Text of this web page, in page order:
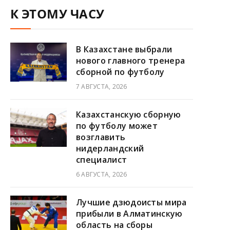
К ЭТОМУ ЧАСУ
В Казахстане выбрали
нового главного тренера
сборной по футболу
7 АВГУСТА, 2026
Казахстанскую сборную
по футболу может
возглавить
нидерландский
специалист
6 АВГУСТА, 2026
Лучшие дзюдоисты мира
прибыли в Алматинскую
область на сборы